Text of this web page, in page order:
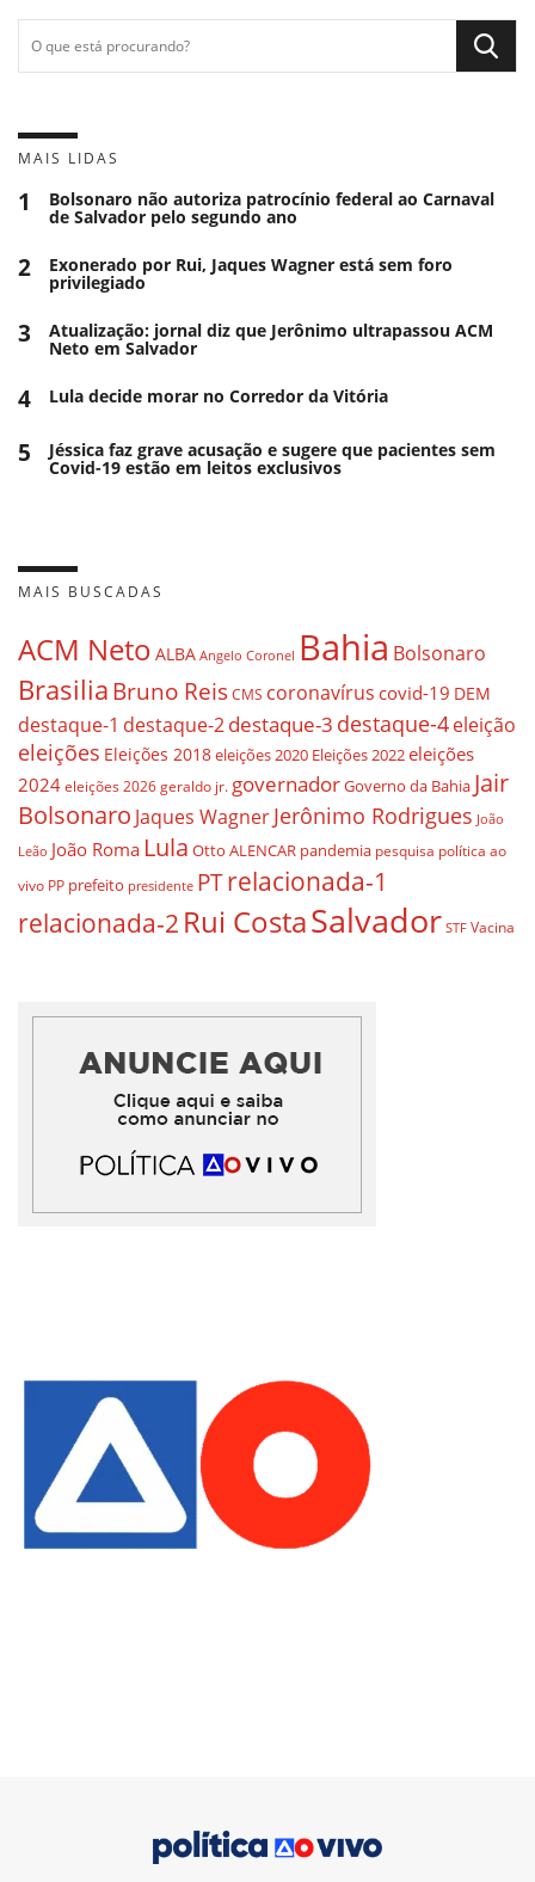
MAIS LIDAS
1 Bolsonaro não autoriza patrocínio federal ao Carnaval
de Salvador pelo segundo ano
2 Exonerado por Rui, Jaques Wagner está sem foro
privilegiado
3 Atualização: jornal diz que Jerônimo ultrapassou ACM
Neto em Salvador
4 Lula decide morar no Corredor da Vitória
5 Jéssica faz grave acusação e sugere que pacientes sem
Covid-19 estão em leitos exclusivos
MAIS BUSCADAS
ACM Neto ALBA Angelo Coronel Bahia Bolsonaro
BrasiliaBruno ReisCMS coronavírus covid-19 DEM
destaque-1 destaque-2destaque-3 destaque-4eleição
eleições Eleições 2018eleições 2020 Eleições 2022eleições
2024 eleições 2026 geraldo jr. governadorGoverno da Bahia Jair
Bolsonaro Jaques WagnerJerônimo Rodrigues João
Leão João Roma Lula Otto ALENCAR pandemia pesquisa política ao
vivo PP prefeito presidente PTrelacionada-1
relacionada-2 Rui CostaSalvador STF Vacina